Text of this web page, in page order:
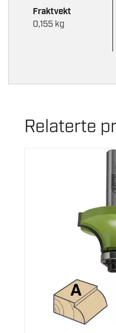
Fraktvekt
0,155 kg
Relaterte